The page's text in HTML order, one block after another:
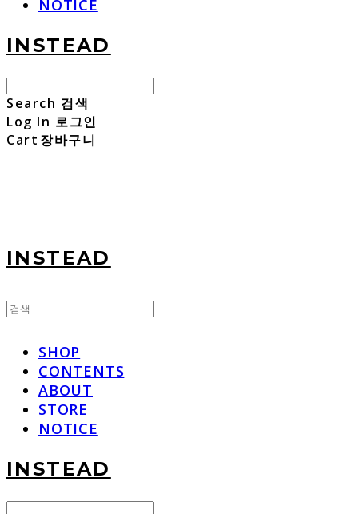
NOTICE
INSTEAD
Search 검색
Log In 로그인
Cart 장바구니
INSTEAD
SHOP
CONTENTS
ABOUT
STORE
NOTICE
INSTEAD